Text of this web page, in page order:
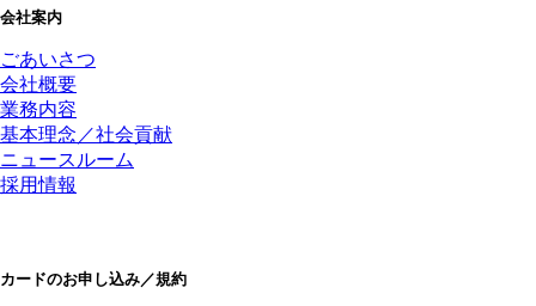
会社案内
ごあいさつ
会社概要
業務内容
基本理念／社会貢献
ニュースルーム
採用情報
カードのお申し込み／規約